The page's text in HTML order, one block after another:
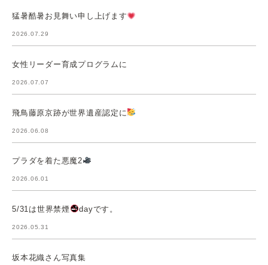
猛暑酷暑お見舞い申し上げます
2026.07.29
女性リーダー育成プログラムに
2026.07.07
飛鳥藤原京跡が世界遺産認定に
2026.06.08
プラダを着た悪魔2
2026.06.01
5/31は世界禁煙 dayです。
2026.05.31
坂本花織さん写真集